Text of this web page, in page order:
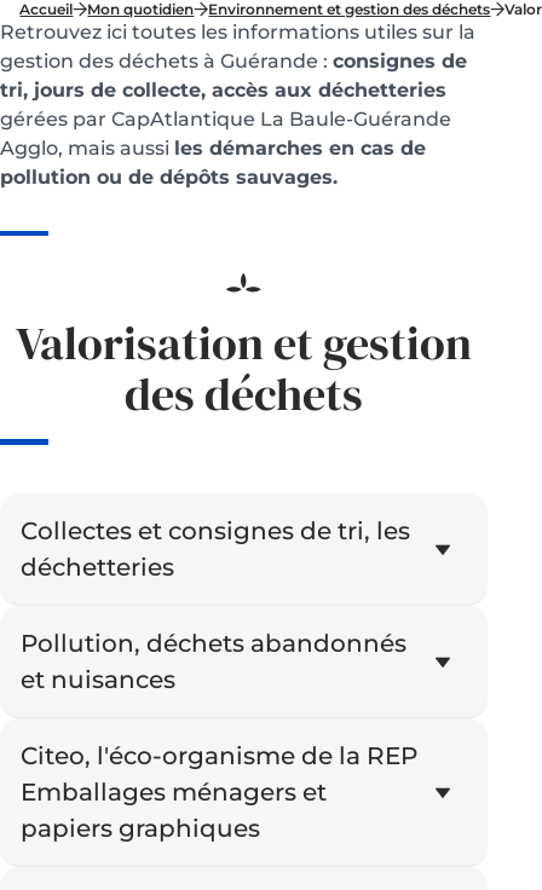
Accueil Mon quotidien Environnement et gestion des déchets
Retrouvez ici toutes les informations utiles sur la
gestion des déchets à Guérande : consignes de
tri, jours de collecte, accès aux déchetteries
gérées par CapAtlantique La Baule-Guérande
Agglo, mais aussi les démarches en cas de
pollution ou de dépôts sauvages.
Valorisation et gestion
des déchets
Collectes et consignes de tri, les
déchetteries
Pollution, déchets abandonnés
et nuisances
Citeo, l'éco-organisme de la REP
Emballages ménagers et
papiers graphiques